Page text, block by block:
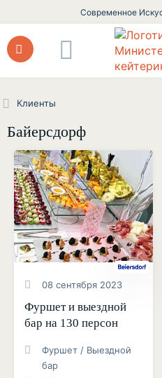
Современное
Клиенты
Байерсдорф
08 сентября 2023
Фуршет и выездной
бар на 130 персон
Фуршет / Выездной
бар